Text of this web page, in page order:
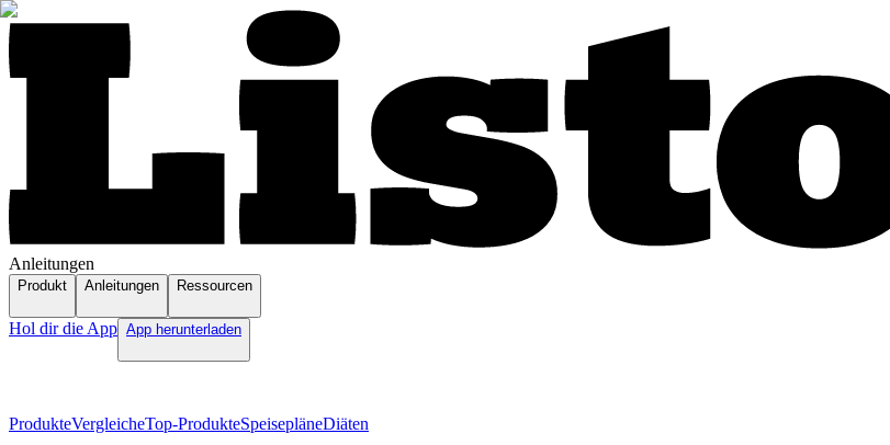
Anleitungen
Produkt Anleitungen Ressourcen
Hol dir die App App herunterladen
ProdukteVergleicheTop-ProdukteSpeisepläneDiäten